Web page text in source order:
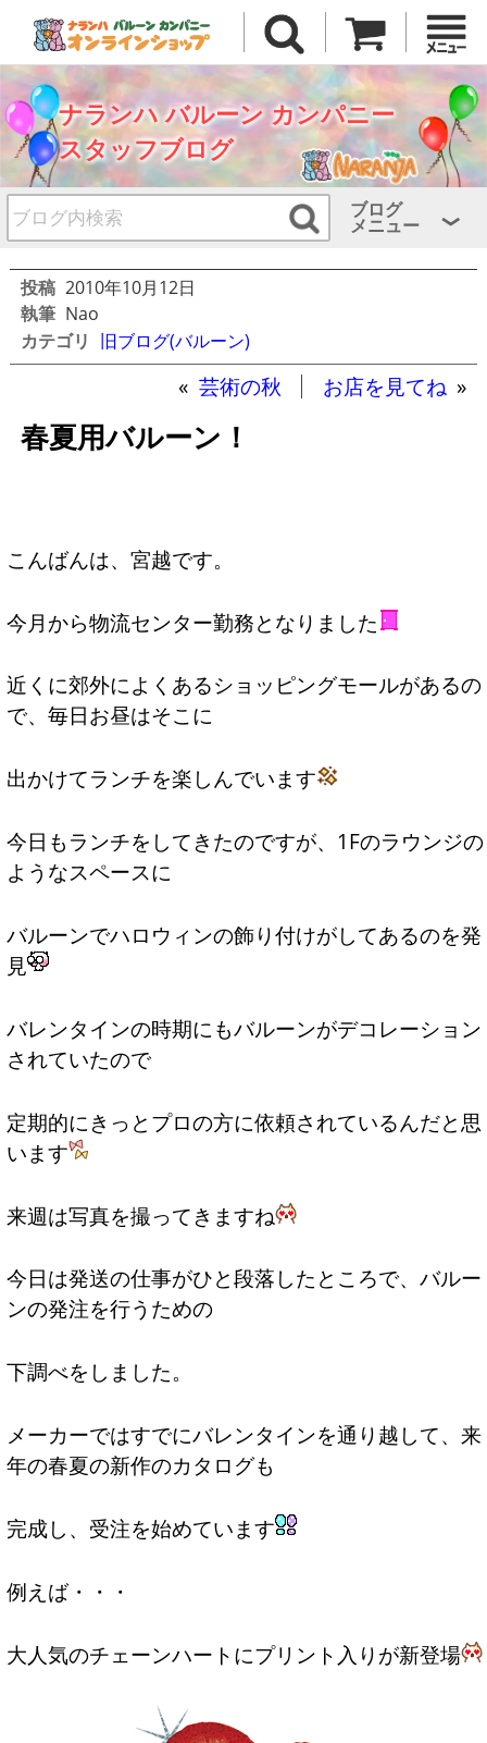
ナランハ バルーン カンパニー
スタッフブログ
ブログ
メニュー
投稿 2010年10月12日
執筆 Nao
カテゴリ 旧ブログ(バルーン)
« 芸術の秋 お店を見てね »
春夏用バルーン！
こんばんは、宮越です。
今月から物流センター勤務となりました
近くに郊外によくあるショッピングモールがあるの
で、毎日お昼はそこに
出かけてランチを楽しんでいます
今日もランチをしてきたのですが、1Fのラウンジの
ようなスペースに
バルーンでハロウィンの飾り付けがしてあるのを発
見
バレンタインの時期にもバルーンがデコレーション
されていたので
定期的にきっとプロの方に依頼されているんだと思
います
来週は写真を撮ってきますね
今日は発送の仕事がひと段落したところで、バルー
ンの発注を行うための
下調べをしました。
メーカーではすでにバレンタインを通り越して、来
年の春夏の新作のカタログも
完成し、受注を始めています
例えば・・・
大人気のチェーンハートにプリント入りが新登場